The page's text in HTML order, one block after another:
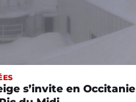
s’invite en Occitanie